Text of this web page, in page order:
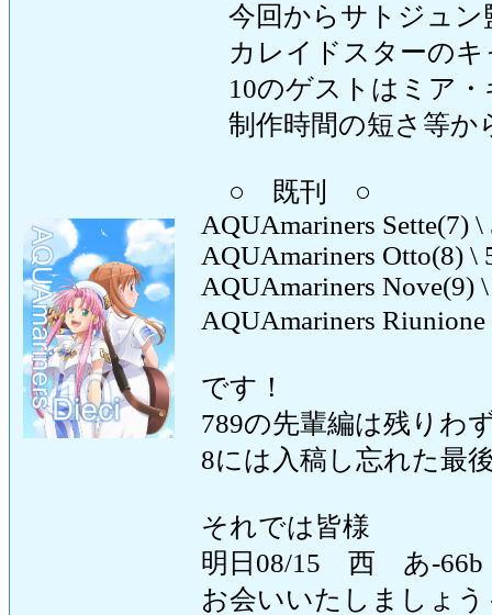
今回からサトジュン
カレイドスターのキ
10のゲストはミア・
制作時間の短さ等か
○ 既刊 ○
AQUAmariners Sette(7) \
AQUAmariners Otto(8) \
AQUAmariners Nove(9)
AQUAmariners
です！
789の先輩編は残りわ
8には入稿し忘れた最
それでは皆様
明日08/15 西 あ-
お会いいたしましょう